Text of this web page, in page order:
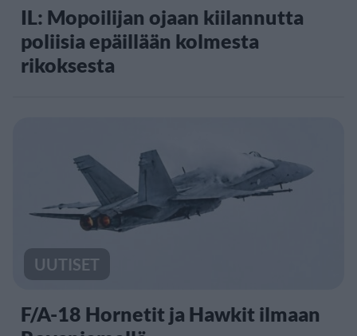
IL: Mopoilijan ojaan kiilannutta
poliisia epäillään kolmesta
rikoksesta
UUTISET
F/A-18 Hornetit ja Hawkit ilmaan